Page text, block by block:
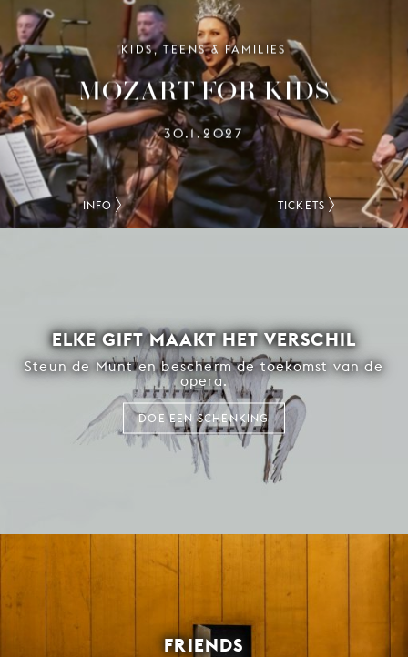
KIDS, TEENS & FAMILIES
MOZART FOR KIDS
30.1.2027
INFO TICKETS
ELKE GIFT MAAKT HET VERSCHIL
Steun de Munt en bescherm de toekomst van de
opera.
DOE EEN SCHENKING
FRIENDS